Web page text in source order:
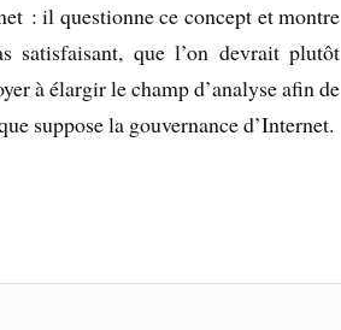
: il questionne ce concept et montre
satisfaisant, que l’on devrait plutôt
à élargir le champ d’analyse afin de
suppose la gouvernance d’Internet.